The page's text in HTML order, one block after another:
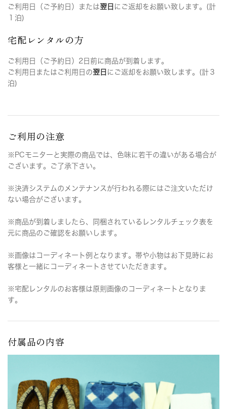
ご利用日（ご予約日）または翌日 にご返却をお願い致します。(計
１泊)
宅配レンタルの方
ご利用日（ご予約日）2日前に商品が到着します。
ご利用日またはご利用日の翌日 にご返却をお願い致します。(計３
泊)
ご利用の注意
※PCモニターと実際の商品では、色味に若干の違いがある場合が
ございます。ご了承下さい。
※決済システムのメンテナンスが行われる際にはご注文いただけ
ない場合がございます。
※商品が到着しましたら、同梱されているレンタルチェック表を
元に商品のご確認をお願いします。
※画像はコーディネート例となります。帯や小物はお下見時にお
客様と一緒にコーディネートさせていただきます。
※宅配レンタルのお客様は原則画像のコーディネートとなりま
す。
付属品の内容